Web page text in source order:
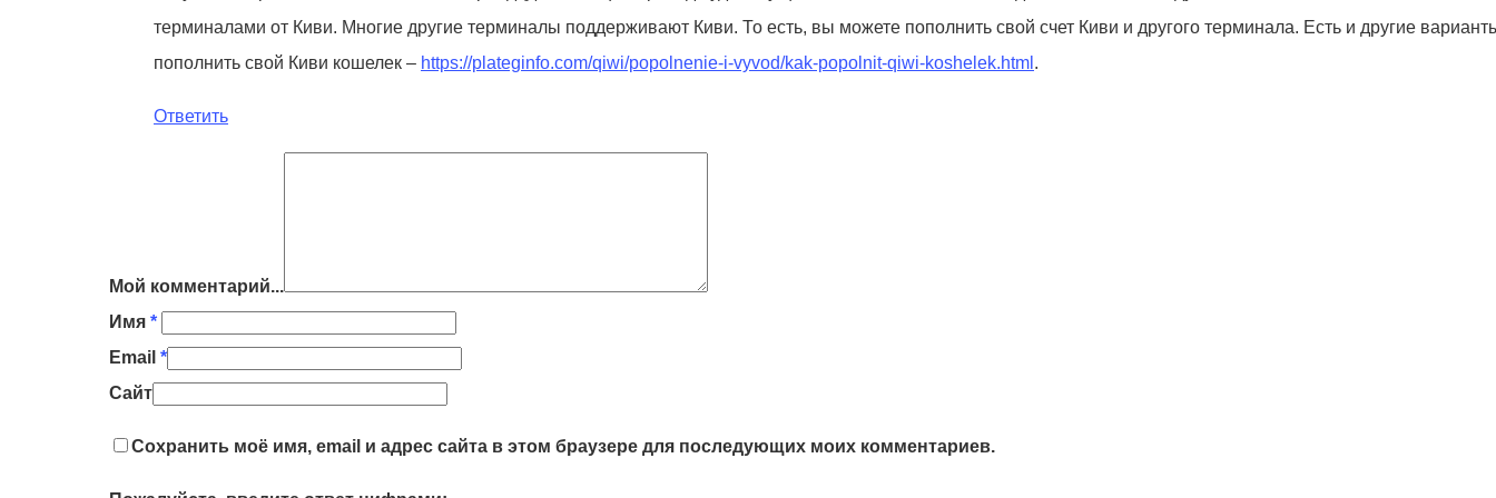
терминалами от Киви. Многие другие терминалы поддерживают Киви. То есть, вы можете пополнить свой счет Киви и другого терминала. Есть и другие
пополнить свой Киви кошелек – https://plateginfo.com/qiwi/popolnenie-i-vyvod/kak-popolnit-qiwi-koshelek.html .
Ответить
Мой комментарий...
Имя *
Email *
Сайт
Сохранить моё имя, email и адрес сайта в этом браузере для последующих моих комментариев.